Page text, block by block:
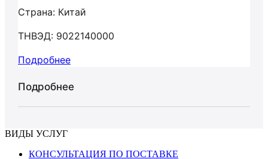
Страна: Китай
ТНВЭД: 9022140000
Подробнее
Подробнее
ВИДЫ УСЛУГ
КОНСУЛЬТАЦИЯ ПО ПОСТАВКЕ